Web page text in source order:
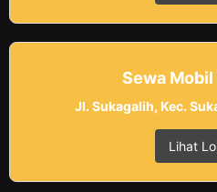
Sewa Mobil
Jl. Sukagalih, Kec.
Lihat